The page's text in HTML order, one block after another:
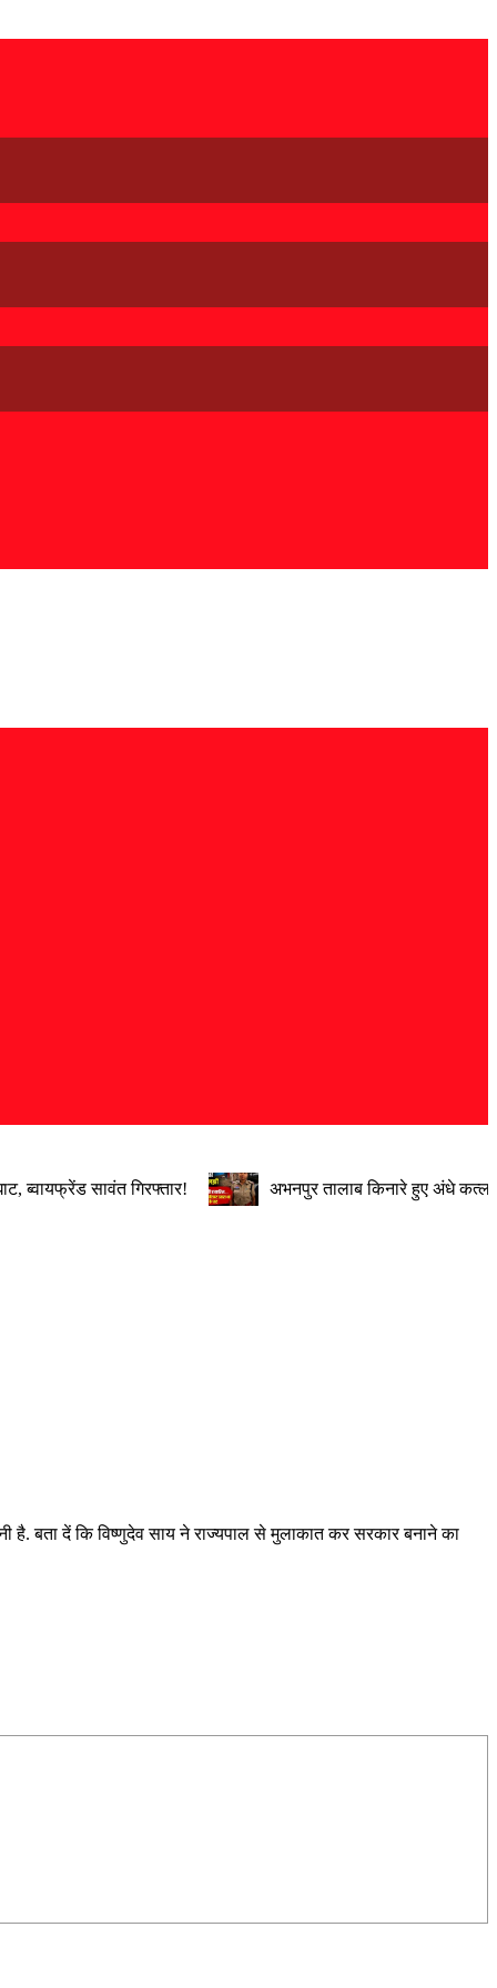
ब्वायफ्रेंड सावंत गिरफ्तार! अभनपुर तालाब किनारे हुए अंधे कत्ल
है. बता दें कि विष्णुदेव साय ने राज्यपाल से मुलाकात कर सरकार बनाने का